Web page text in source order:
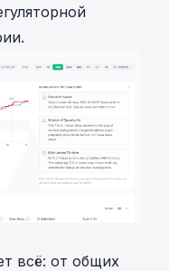
всё: от общих